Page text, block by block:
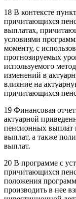
18 В контексте
причитающихся
выплатах,
условиями
моменту, с
прогнозируемых
используемого
изменений в
влияние на
причитающихся
19 Финансовая
актуарной
пенсионных выплат
выплат, а также
выплат.
20 В программе с
причитающихся
положения
производить в нее